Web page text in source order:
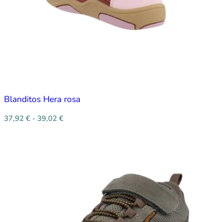
Blanditos Hera rosa
37,92 € - 39,02 €